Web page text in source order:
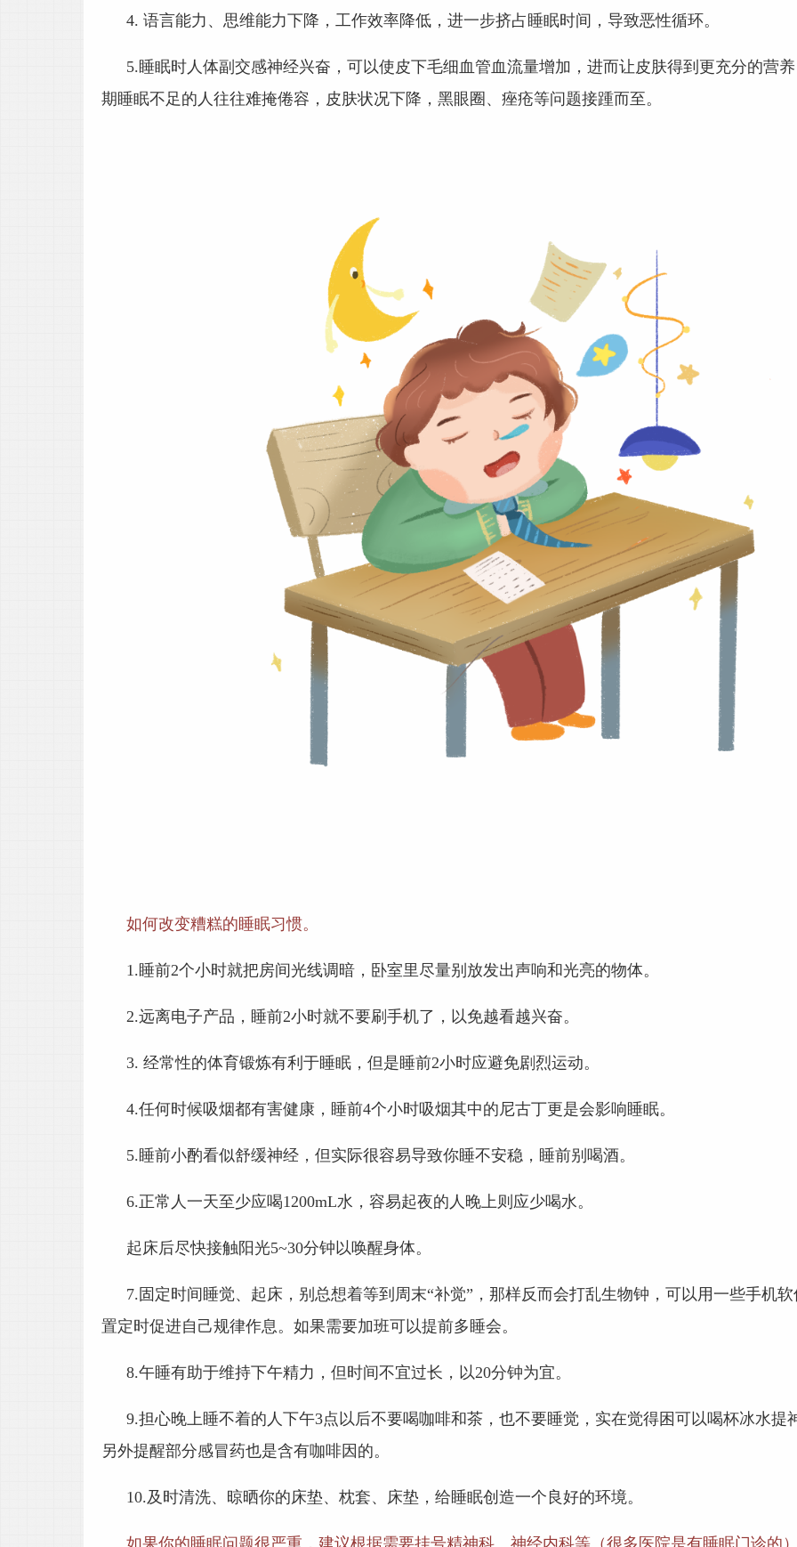
4. 语言能力、思维能力下降，工作效率降低，进一步挤占睡眠时间，导致恶性循环。
5.睡眠时人体副交感神经兴奋，可以使皮下毛细血管血流量增加，进而让皮肤得到更充分的营
期睡眠不足的人往往难掩倦容，皮肤状况下降，黑眼圈、痤疮等问题接踵而至。
如何改变糟糕的睡眠习惯。
1.睡前2个小时就把房间光线调暗，卧室里尽量别放发出声响和光亮的物体。
2.远离电子产品，睡前2小时就不要刷手机了，以免越看越兴奋。
3. 经常性的体育锻炼有利于睡眠，但是睡前2小时应避免剧烈运动。
4.任何时候吸烟都有害健康，睡前4个小时吸烟其中的尼古丁更是会影响睡眠。
5.睡前小酌看似舒缓神经，但实际很容易导致你睡不安稳，睡前别喝酒。
6.正常人一天至少应喝1200mL水，容易起夜的人晚上则应少喝水。
起床后尽快接触阳光5~30分钟以唤醒身体。
7. 固定时间睡觉、起床，别总想着等到周末“补觉”，那样反而会打乱生物钟，可以用一些手机
置定时促进自己规律作息。如果需要加班可以提前多睡会。
8.午睡有助于维持下午精力，但时间不宜过长，以20分钟为宜。
9.担心晚上睡不着的人下午3点以后不要喝咖啡和茶，也不要睡觉，实在觉得困可以喝杯冰水提
另外提醒部分感冒药也是含有咖啡因的。
10.及时清洗、晾晒你的床垫、枕套、床垫，给睡眠创造一个良好的环境。